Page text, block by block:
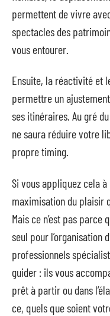
permettent de vivre
spectacles des
vous entourer.
Ensuite, la réactivité et
permettre un
ses itinéraires. Au gré
ne saura réduire votre
propre timing.
Si vous appliquez cela à
maximisation du plaisir
Mais ce n’est pas parce
seul pour l’organisation
professionnels
guider : ils vous
prêt à partir ou dans
ce, quels que soient